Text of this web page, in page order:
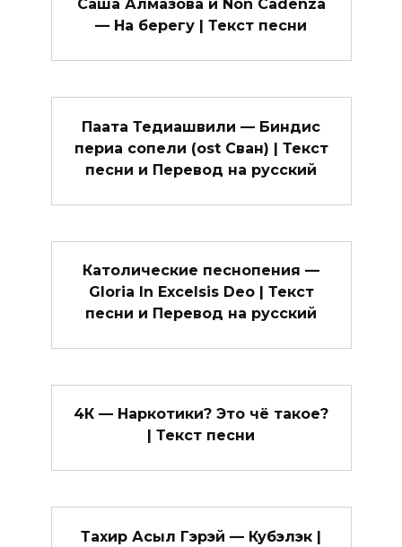
Саша Алмазова и Non Cadenza
— На берегу | Текст песни
Паата Тедиашвили — Биндис
периа сопели (ost Сван) | Текст
песни и Перевод на русский
Католические песнопения —
Gloria In Excelsis Deo | Текст
песни и Перевод на русский
4К — Наркотики? Это чё такое?
| Текст песни
Тахир Асыл Гэрэй — Кубэлэк |